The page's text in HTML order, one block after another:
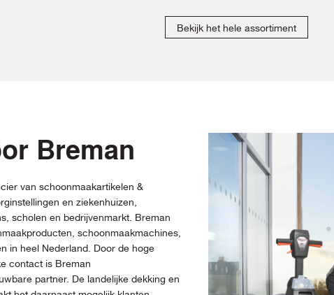
Bekijk het hele assortiment
Breman
van schoonmaakartikelen &
en ziekenhuizen,
scholen en bedrijvenmarkt. Breman
schoonmaakmachines,
in heel Nederland. Door de hoge
contact is Breman
partner. De landelijke dekking en